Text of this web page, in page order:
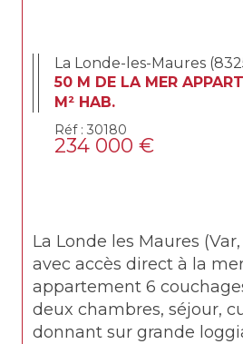
La Londe-les-Maures
50 M DE LA MER
M² HAB.
Réf : 30180
234 000 €
La Londe les Maures
avec accès direct à la
appartement 6
deux chambres, séjour,
donnant sur grande